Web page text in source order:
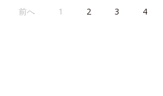
前へ 1 2 3 4